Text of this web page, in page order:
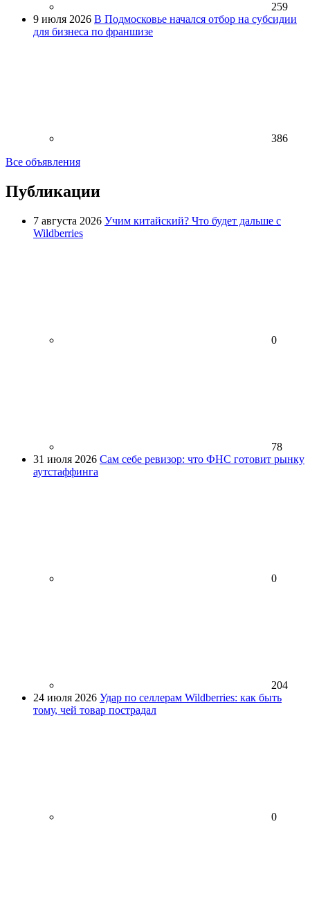
259
9 июля 2026 В Подмосковье начался отбор на субсидии
для бизнеса по франшизе
386
Все объявления
Публикации
7 августа 2026 Учим китайский? Что будет дальше с
Wildberries
0
78
31 июля 2026 Сам себе ревизор: что ФНС готовит рынку
аутстаффинга
0
204
24 июля 2026 Удар по селлерам Wildberries: как быть
тому, чей товар пострадал
0